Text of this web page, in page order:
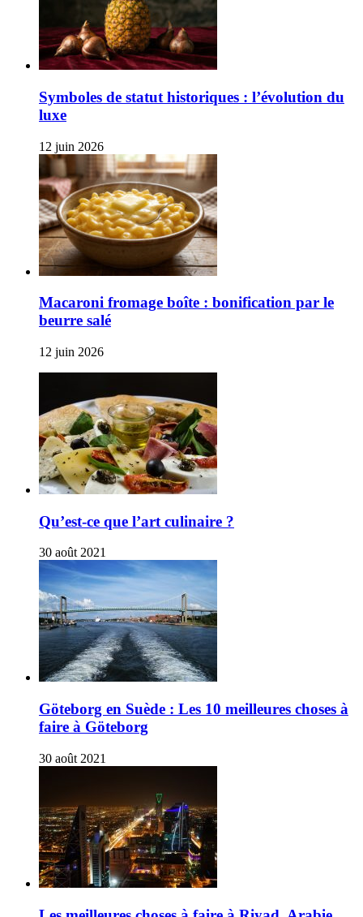
Symboles de statut historiques : l’évolution du
luxe
12 juin 2026
Macaroni fromage boîte : bonification par le
beurre salé
12 juin 2026
Qu’est-ce que l’art culinaire ?
30 août 2021
Göteborg en Suède : Les 10 meilleures choses à
faire à Göteborg
30 août 2021